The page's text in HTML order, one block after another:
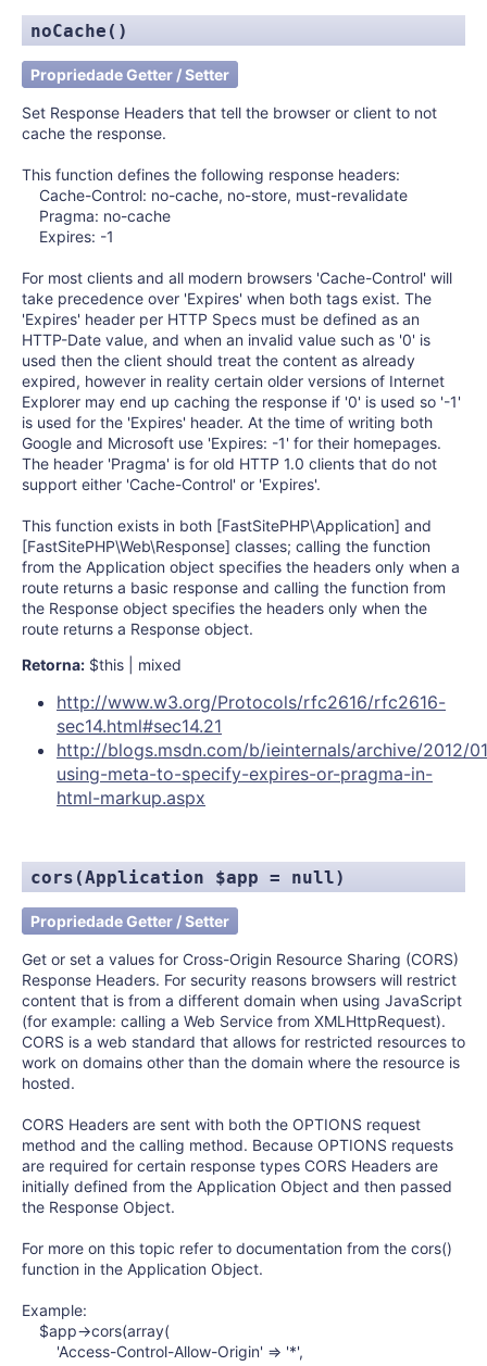
noCache()
Propriedade Getter / Setter
Set Response Headers that tell the browser or client to not
cache the response.
This function defines the following response headers:
Cache-Control: no-cache, no-store, must-revalidate
Pragma: no-cache
Expires: -1
For most clients and all modern browsers 'Cache-Control' will
take precedence over 'Expires' when both tags exist. The
'Expires' header per HTTP Specs must be defined as an
HTTP-Date value, and when an invalid value such as '0' is
used then the client should treat the content as already
expired, however in reality certain older versions of Internet
Explorer may end up caching the response if '0' is used so '-1'
is used for the 'Expires' header. At the time of writing both
Google and Microsoft use 'Expires: -1' for their homepages.
The header 'Pragma' is for old HTTP 1.0 clients that do not
support either 'Cache-Control' or 'Expires'.
This function exists in both [FastSitePHP\Application] and
[FastSitePHP\Web\Response] classes; calling the function
from the Application object specifies the headers only when a
route returns a basic response and calling the function from
the Response object specifies the headers only when the
route returns a Response object.
Retorna: $this | mixed
http://www.w3.org/Protocols/rfc2616/rfc2616-
sec14.html#sec14.21
http://blogs.msdn.com/b/ieinternals/archive/2012/
using-meta-to-specify-expires-or-pragma-in-
html-markup.aspx
cors(Application $app = null)
Propriedade Getter / Setter
Get or set a values for Cross-Origin Resource Sharing (CORS)
Response Headers. For security reasons browsers will restrict
content that is from a different domain when using JavaScript
(for example: calling a Web Service from XMLHttpRequest).
CORS is a web standard that allows for restricted resources to
work on domains other than the domain where the resource is
hosted.
CORS Headers are sent with both the OPTIONS request
method and the calling method. Because OPTIONS requests
are required for certain response types CORS Headers are
initially defined from the Application Object and then passed
the Response Object.
For more on this topic refer to documentation from the cors()
function in the Application Object.
Example:
$app->cors(array(
'Access-Control-Allow-Origin' => '*',